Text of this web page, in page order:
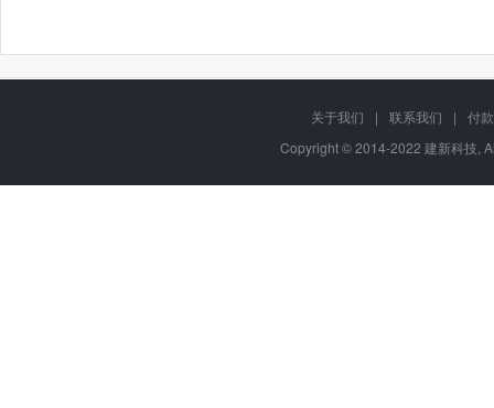
关于我们 | 联系我们 |
付
Copyright © 2014-2022 建新科技,